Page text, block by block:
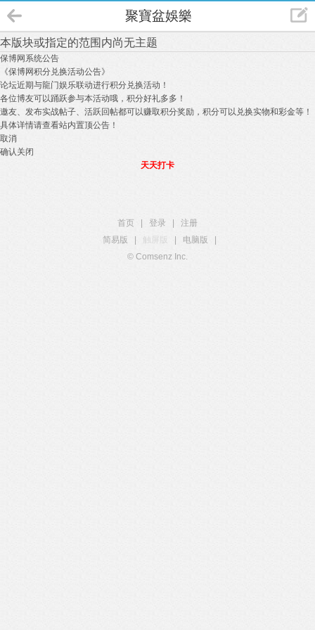
聚寶盆娛樂
本版块或指定的范围内尚无主题
保博网系统公告
《保博网积分兑换活动公告》
论坛近期与龍门娱乐联动进行积分兑换活动！
各位博友可以踊跃参与本活动哦，积分好礼多多！
邀友、发布实战帖子、活跃回帖都可以赚取积分奖励，积分可以兑换实物和彩金等！
具体详情请查看站内置顶公告！
取消
确认关闭
天天打卡
首页 登录
注册
简易版
触屏版 电脑版
© Comsenz Inc.